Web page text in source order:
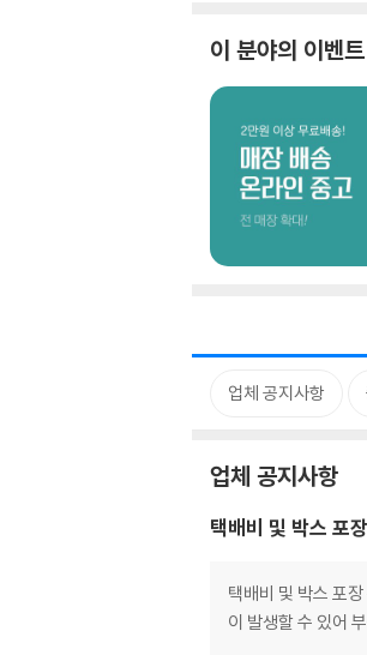
이 분야의 이벤트
업체 공지사항
업체 공지사항
택배비 및 박스 포
택배비 및 박스 포
이 발생할 수 있어